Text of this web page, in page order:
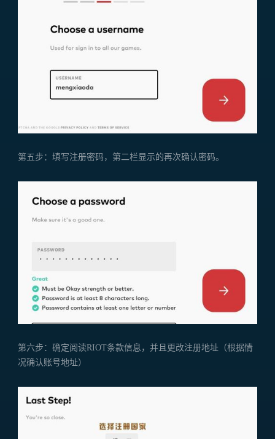
第五步：填写注册密码，第二栏显示的再次确认密码。
第六步：确定阅读RIOT条款信息，并且更改注册地址（根据情
况确认账号地址）